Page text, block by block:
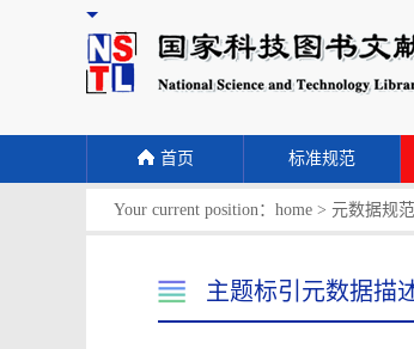
首页 标准规范
Your current position： home > 元数据规
主题标引元数据描